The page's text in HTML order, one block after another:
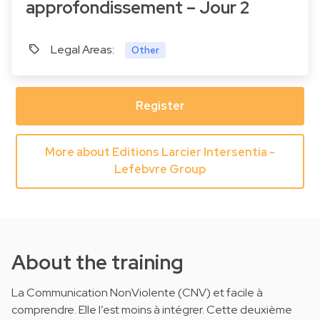
approfondissement – Jour 2
Legal Areas: Other
Register
More about Editions Larcier Intersentia -
Lefebvre Group
About the training
La Communication NonViolente (CNV) et facile à
comprendre. Elle l’est moins à intégrer. Cette deuxième